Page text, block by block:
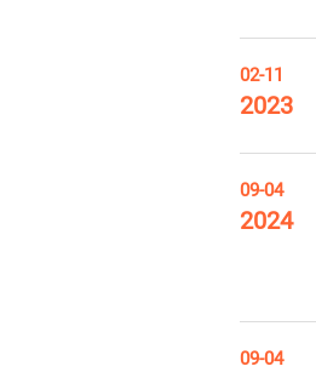
02-11
2023
09-04
2024
09-04